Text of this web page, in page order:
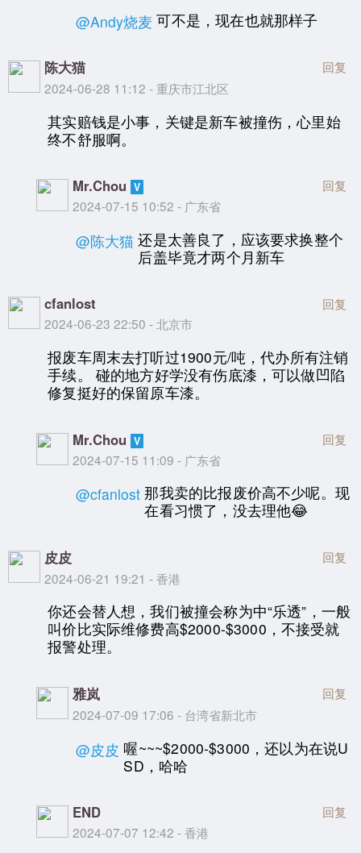
@Andy烧麦 可不是，现在也就那样子
陈大猫
2024-06-28 11:12 - 重庆市江北区
回复
其实赔钱是小事，关键是新车被撞伤，心里始
终不舒服啊。
Mr.Chou
2024-07-15 10:52 - 广东省
回复
@陈大猫 还是太善良了，应该要求换整个
后盖毕竟才两个月新车
cfanlost
2024-06-23 22:50 - 北京市
回复
报废车周末去打听过1900元/吨，代办所有注销
手续。 碰的地方好学没有伤底漆，可以做凹陷
修复挺好的保留原车漆。
Mr.Chou
2024-07-15 11:09 - 广东省
回复
@cfanlost 那我卖的比报废价高不少呢。现
在看习惯了，没去理他😂
皮皮
2024-06-21 19:21 - 香港
回复
你还会替人想，我们被撞会称为中“乐透”，一般
叫价比实际维修费高$2000-$3000，不接受就
报警处理。
雅岚
2024-07-09 17:06 - 台湾省新北市
回复
@皮皮 喔~~~$2000-$3000，还以为在说U
SD，哈哈
END
2024-07-07 12:42 - 香港
回复